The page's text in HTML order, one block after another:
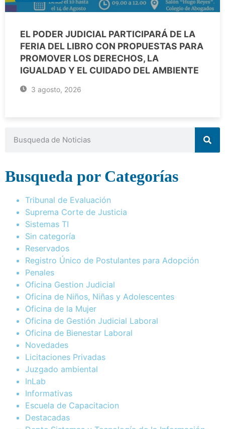
EL PODER JUDICIAL PARTICIPARÁ DE LA
FERIA DEL LIBRO CON PROPUESTAS PARA
PROMOVER LOS DERECHOS, LA
IGUALDAD Y EL CUIDADO DEL AMBIENTE
3 agosto, 2026
Busqueda por Categorías
Tribunal de Evaluación
Suprema Corte de Justicia
Sistemas TI
Sin categoría
Reservados
Registro Único de Postulantes para Adopción
Penales
Oficina Gestion Judicial
Oficina de Niños, Niñas y Adolescentes
Oficina de la Mujer
Oficina de Gestión Judicial Laboral
Oficina de Bienestar Laboral
Novedades
Licitaciones Privadas
Juzgado ambiental
InLab
Informativas
Escuela de Capacitacion
Destacadas